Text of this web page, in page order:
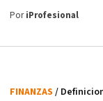
PoriProfesional
FINANZAS /